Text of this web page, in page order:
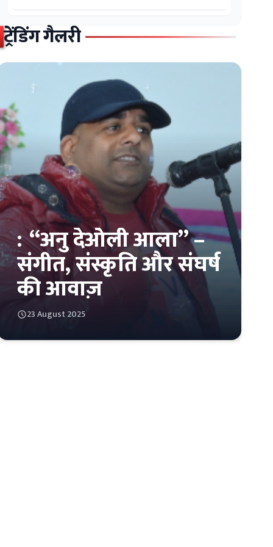
ट्रेंडिंग गैलरी
:“अनु देओली आला” –
संगीत, संस्कृति और संघर्ष
की आवाज़
23 August 2025